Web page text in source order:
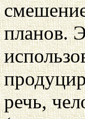
планов.
речь,